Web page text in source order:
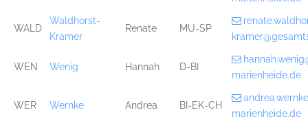
WALD
Waldhorst-
Kramer
Renate MU-SP
WEN Wenig Hannah D-BI
marienheide.de
WER Wernke Andrea BI-EK-CH
marienheide.de